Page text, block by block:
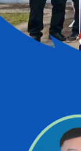
คุณธรรมและควา